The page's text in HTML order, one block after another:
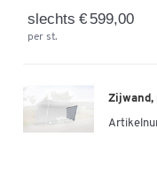
slechts € 599,00
per st.
Zijwand,